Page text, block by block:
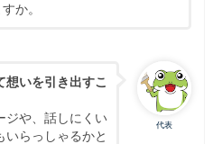
か。
代表
いを引き出すこ
ジや、話しにくい
いらっしゃるかと